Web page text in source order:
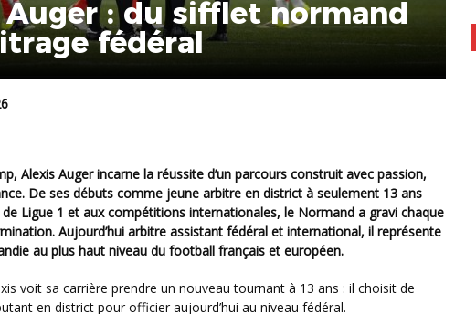
: du sifflet normand
fédéral
De ses débuts comme jeune arbitre en district à seulement 13 ans
de Ligue 1 et aux compétitions internationales, le Normand a gravi chaque
Aujourd’hui arbitre assistant fédéral et international, il représente
au plus haut niveau du football français et européen.
en district pour officier aujourd’hui au niveau fédéral.